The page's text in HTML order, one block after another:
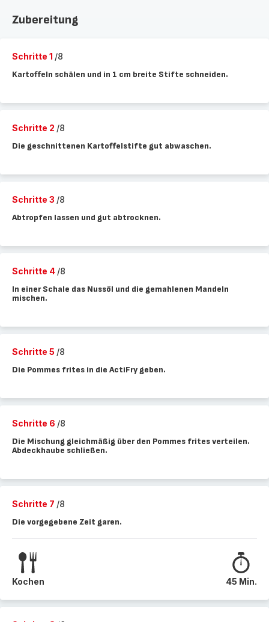
Zubereitung
Schritte 1 /8
Kartoffeln schälen und in 1 cm breite Stifte schneiden.
Schritte 2 /8
Die geschnittenen Kartoffelstifte gut abwaschen.
Schritte 3 /8
Abtropfen lassen und gut abtrocknen.
Schritte 4 /8
In einer Schale das Nussöl und die gemahlenen Mandeln
mischen.
Schritte 5 /8
Die Pommes frites in die ActiFry geben.
Schritte 6 /8
Die Mischung gleichmäßig über den Pommes frites verteilen.
Abdeckhaube schließen.
Schritte 7 /8
Die vorgegebene Zeit garen.
Kochen 45 Min.